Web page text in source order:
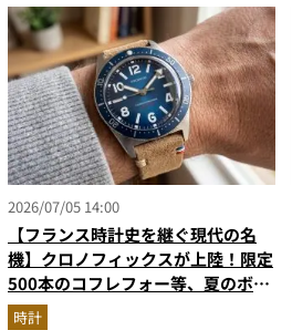
2026/07/05 14:00
【フランス時計史を継ぐ現代の名
機】クロノフィックスが上陸！限定
500本のコフレフォー等、夏のボー
ナスで狙う新作
時計